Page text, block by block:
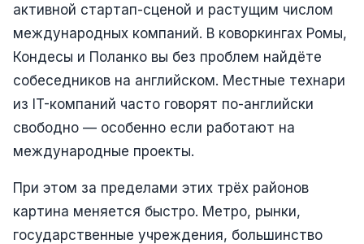
активной стартап-сценой и растущим числом
международных компаний. В коворкингах Ромы,
Кондесы и Поланко вы без проблем найдёте
собеседников на английском. Местные технари
из IT-компаний часто говорят по-английски
свободно — особенно если работают на
международные проекты.
При этом за пределами этих трёх районов
картина меняется быстро. Метро, рынки,
государственные учреждения, большинство